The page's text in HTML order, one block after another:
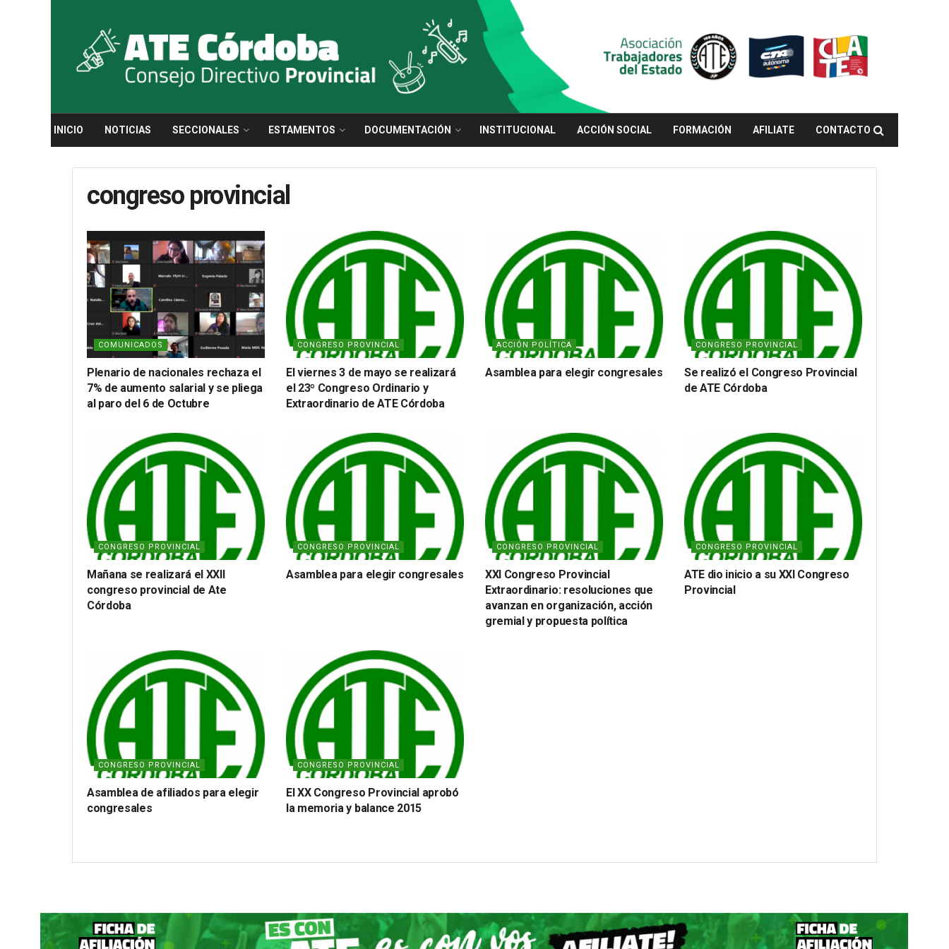
INICIO NOTICIAS SECCIONALES ESTAMENTOS DOCUMENTACIÓN INSTITUCIONAL ACCIÓN SOCIAL FORMACIÓN AFILIATE CONTACTO
congreso provincial
COMUNICADOS
Plenario de nacionales rechaza el
7% de aumento salarial y se pliega
al paro del 6 de Octubre
CONGRESO PROVINCIAL
El viernes 3 de mayo se realizará
el 23º Congreso Ordinario y
Extraordinario de ATE Córdoba
ACCIÓN POLÍTICA
Asamblea para elegir congresales
CONGRESO PROVINCIAL
Se realizó el Congreso Provincial
de ATE Córdoba
CONGRESO PROVINCIAL
Mañana se realizará el XXII
congreso provincial de Ate
Córdoba
CONGRESO PROVINCIAL
Asamblea para elegir congresales
CONGRESO PROVINCIAL
XXI Congreso Provincial
Extraordinario: resoluciones que
avanzan en organización, acción
gremial y propuesta política
CONGRESO PROVINCIAL
ATE dio inicio a su XXI Congreso
Provincial
CONGRESO PROVINCIAL
Asamblea de afiliados para elegir
congresales
CONGRESO PROVINCIAL
El XX Congreso Provincial aprobó
la memoria y balance 2015